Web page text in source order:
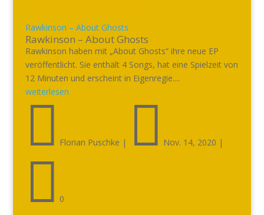
Rawkinson – About Ghosts
Rawkinson – About Ghosts
Rawkinson haben mit „About Ghosts“ ihre neue EP
veröffentlicht. Sie enthält 4 Songs, hat eine Spielzeit von
12 Minuten und erscheint in Eigenregie....
weiterlesen
 Florian Puschke |  Nov. 14, 2020 |
 0